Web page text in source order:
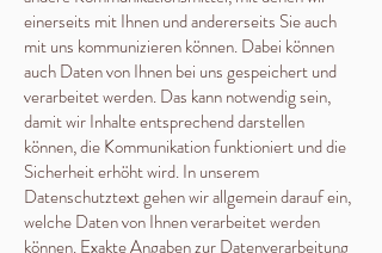
einerseits mit Ihnen und andererseits Sie auch
mit uns kommunizieren können. Dabei können
auch Daten von Ihnen bei uns gespeichert und
verarbeitet werden. Das kann notwendig sein,
damit wir Inhalte entsprechend darstellen
können, die Kommunikation funktioniert und die
Sicherheit erhöht wird. In unserem
Datenschutztext gehen wir allgemein darauf ein,
welche Daten von Ihnen verarbeitet werden
können. Exakte Angaben zur Datenverarbeitung